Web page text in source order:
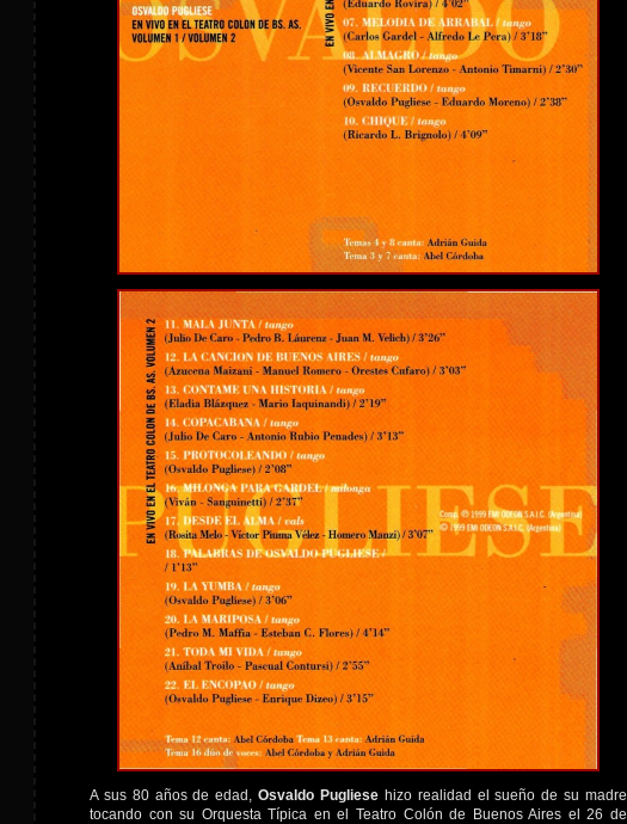
A sus 80 años de edad,Osvaldo Pugliese hizo realidad el sueño de su madre
tocando con su Orquesta Típica en el Teatro Colón de Buenos Aires el 26 de